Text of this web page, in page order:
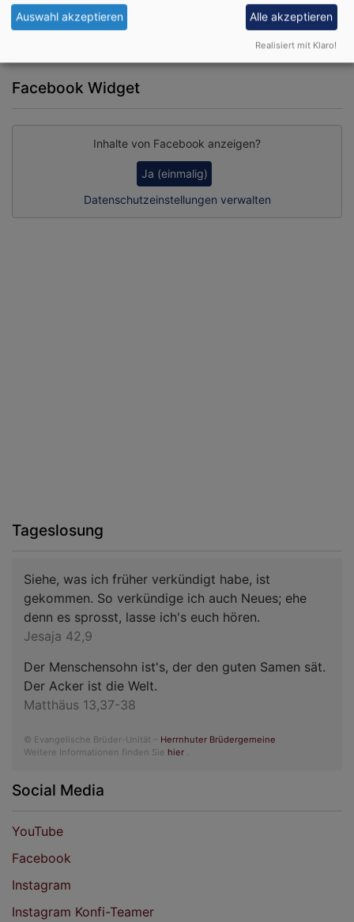
Facebook Widget
Inhalte von Facebook anzeigen?
Ja (einmalig)
Datenschutzeinstellungen verwalten
Tageslosung
Siehe, was ich früher verkündigt habe, ist
gekommen. So verkündige ich auch Neues; ehe
denn es sprosst, lasse ich's euch hören.
Jesaja 42,9
Der Menschensohn ist's, der den guten Samen sät.
Der Acker ist die Welt.
Matthäus 13,37-38
© Evangelische Brüder-Unität – Herrnhuter Brüdergemeine
Weitere Informationen finden Sie hier
Social Media
YouTube
Facebook
Instagram
Instagram Konfi-Teamer
Auswahl akzeptieren Alle akzeptieren
Realisiert mit Klaro!